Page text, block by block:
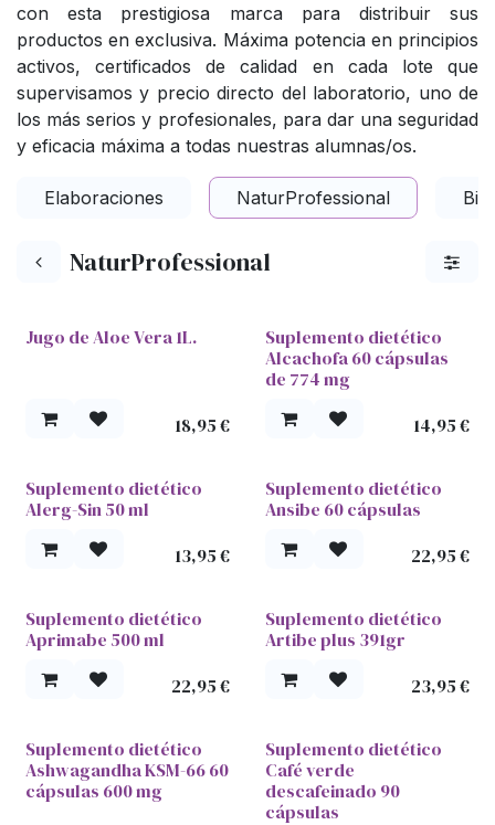
con esta prestigiosa marca para distribuir sus
productos en exclusiva. Máxima potencia en principios
activos, certificados de calidad en cada lote que
supervisamos y precio directo del laboratorio, uno de
los más serios y profesionales, para dar una seguridad
y eficacia máxima a todas nuestras alumnas/os.
Elaboraciones NaturProfessional
NaturProfessional
Jugo de Aloe Vera 1L.
18,95€
Suplemento dietético
Alcachofa 60 cápsulas
de 774 mg
14,95€
Suplemento dietético
Alerg-Sin 50 ml
13,95€
Suplemento dietético
Ansibe 60 cápsulas
22,95€
Suplemento dietético
Aprimabe 500 ml
22,95€
Suplemento dietético
Artibe plus 391gr
23,95€
Suplemento dietético
Ashwagandha KSM-66 60
cápsulas 600 mg
Suplemento dietético
Café verde
descafeinado 90
cápsulas